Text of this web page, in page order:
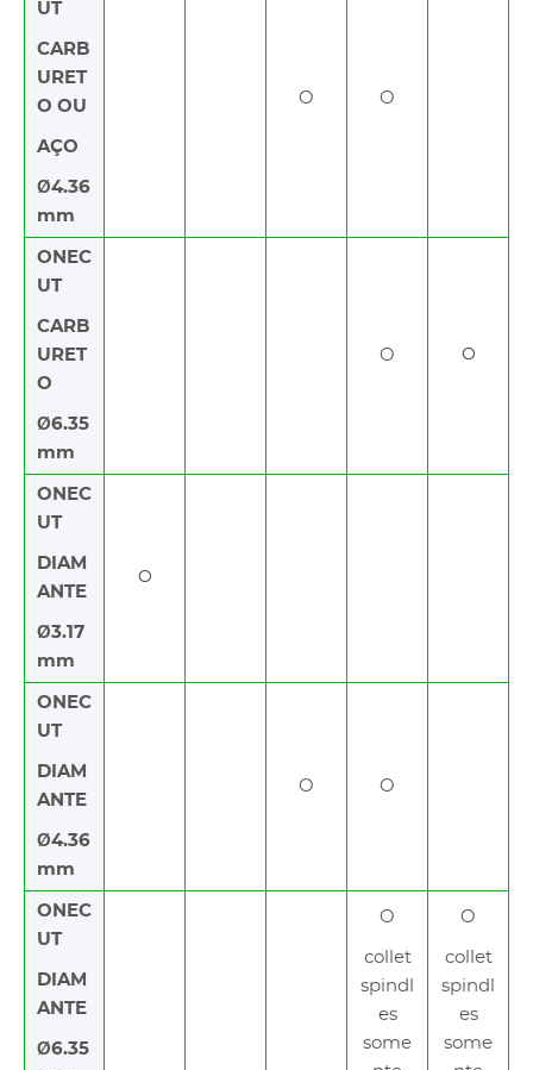
UT
CARB
URET
O OU
AÇO
Ø4.36
mm
O O
ONEC
UT
CARB
URET
O
Ø6.35
mm
O O
ONEC
UT
DIAM
ANTE
Ø3.17
mm
O
ONEC
UT
DIAM
ANTE
Ø4.36
mm
O O
ONEC
UT
DIAM
ANTE
Ø6.35
O
collet
spindl
es
some
O
collet
spindl
es
some